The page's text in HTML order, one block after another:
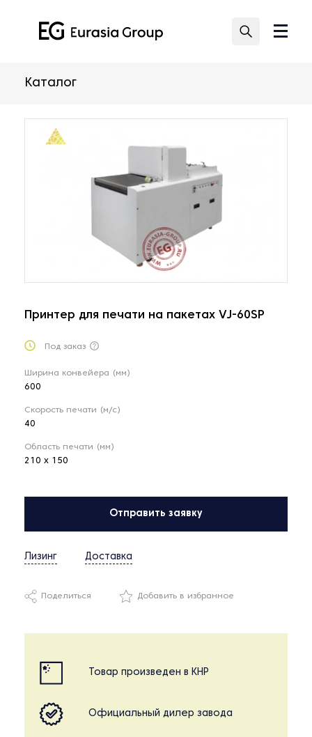
Каталог
Принтер для печати на пакетах VJ-60SP
Под заказ
Ширина конвейера (мм)
600
Скорость печати (м/с)
40
Область печати (мм)
210 х 150
Отправить заявку
Лизинг Доставка
Поделиться Добавить в избранное
Товар произведен в КНР
Официальный дилер завода